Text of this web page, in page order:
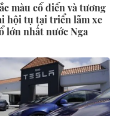
màu cổ điển và tương
hội tụ tại triển lãm xe
lớn nhất nước Nga